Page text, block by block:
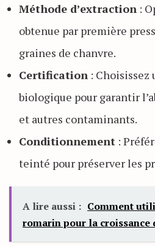
Méthode d’extraction :
obtenue par première
graines de chanvre.
Certification :
biologique pour garantir
et autres contaminants.
Conditionnement :
teinté pour préserver les
A lire aussi : Comment
romarin pour la croissance